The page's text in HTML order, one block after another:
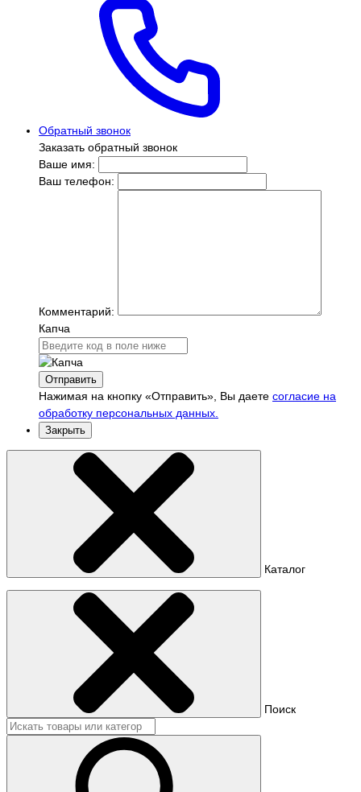
Обратный звонок
Заказать обратный звонок
Ваше имя:
Ваш телефон:
Комментарий:
Капча
Отправить
Нажимая на кнопку «Отправить», Вы даете согласие на
обработку персональных данных.
Закрыть
Каталог
Поиск